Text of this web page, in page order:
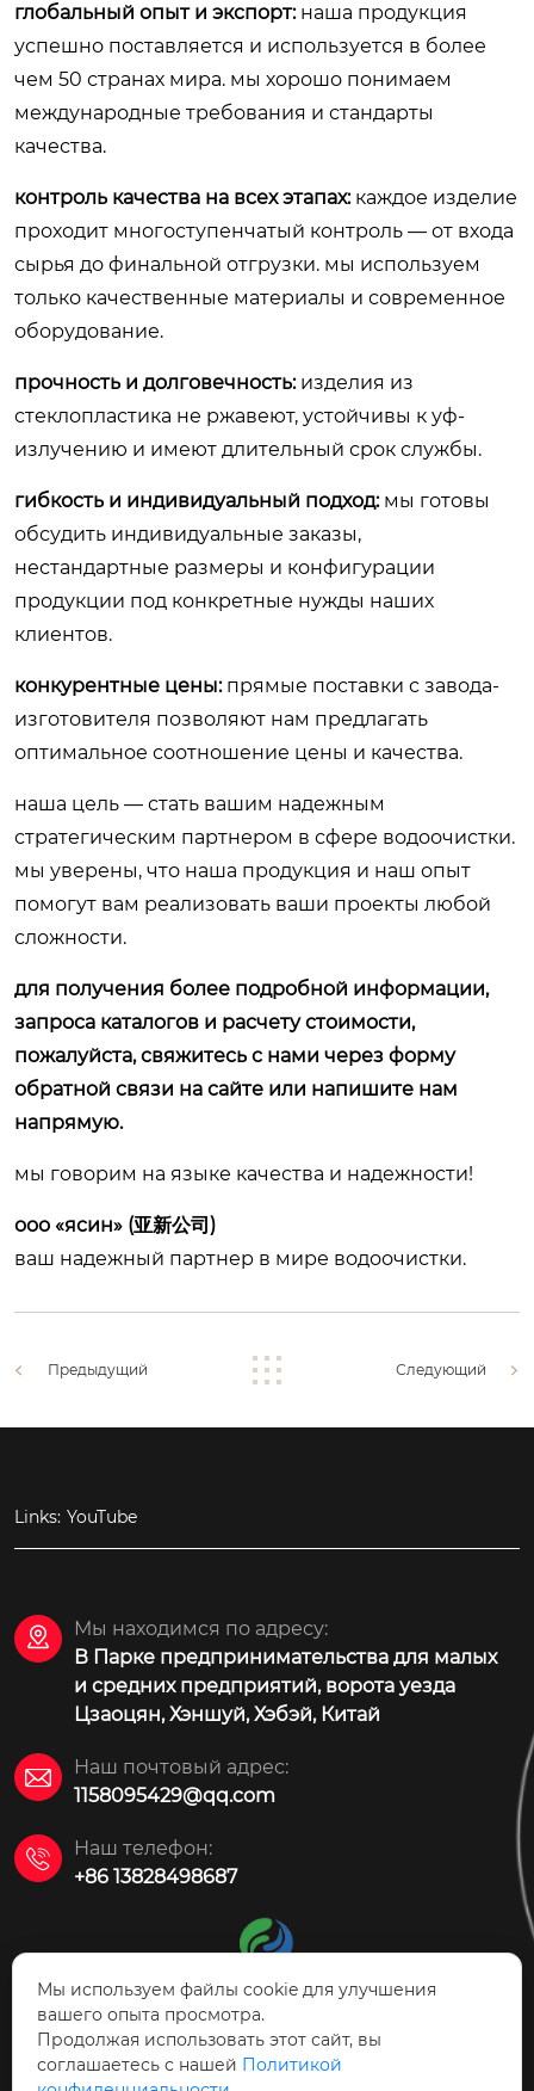
глобальный опыт и экспорт:наша продукция
успешно поставляется и используется в более
чем 50 странах мира. мы хорошо понимаем
международные требования и стандарты
качества.
контроль качества на всех этапах:каждое изделие
проходит многоступенчатый контроль — от входа
сырья до финальной отгрузки. мы используем
только качественные материалы и современное
оборудование.
прочность и долговечность:изделия из
стеклопластика не ржавеют, устойчивы к уф-
излучению и имеют длительный срок службы.
гибкость и индивидуальный подход:мы готовы
обсудить индивидуальные заказы,
нестандартные размеры и конфигурации
продукции под конкретные нужды наших
клиентов.
конкурентные цены:прямые поставки с завода-
изготовителя позволяют нам предлагать
оптимальное соотношение цены и качества.
наша цель — стать вашим надежным
стратегическим партнером в сфере водоочистки.
мы уверены, что наша продукция и наш опыт
помогут вам реализовать ваши проекты любой
сложности.
для получения более подробной информации,
запроса каталогов и расчету стоимости,
пожалуйста, свяжитесь с нами через форму
обратной связи на сайте или напишите нам
напрямую.
мы говорим на языке качества и надежности!
ооо «ясин» (亚新公司)
ваш надежный партнер в мире водоочистки.
Предыдущий Следующий
Links: YouTube

Мы находимся по адресу:
В Парке предпринимательства для малых
и средних предприятий, ворота уезда
Цзаоцян, Хэншуй, Хэбэй, Китай

Наш почтовый адрес:
1158095429@qq.com

Наш телефон:
+86 13828498687
АО Технология защиты
окружающей среды Цзаоцян Ясинь
Мы используем файлы cookie для улучшения
вашего опыта просмотра.
Продолжая использовать этот сайт, вы
соглашаетесь с нашей Политикой